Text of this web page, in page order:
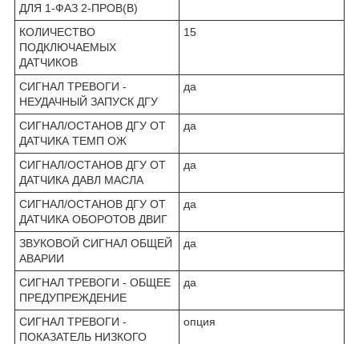
ДЛЯ 1-ФАЗ 2-ПРОВ(В)
КОЛИЧЕСТВО
ПОДКЛЮЧАЕМЫХ
ДАТЧИКОВ
15
СИГНАЛ ТРЕВОГИ -
НЕУДАЧНЫЙ ЗАПУСК ДГУ
да
СИГНАЛ/ОСТАНОВ ДГУ ОТ
ДАТЧИКА ТЕМП ОЖ
да
СИГНАЛ/ОСТАНОВ ДГУ ОТ
ДАТЧИКА ДАВЛ МАСЛА
да
СИГНАЛ/ОСТАНОВ ДГУ ОТ
ДАТЧИКА ОБОРОТОВ ДВИГ
да
ЗВУКОВОЙ СИГНАЛ ОБЩЕЙ
АВАРИИ
да
СИГНАЛ ТРЕВОГИ - ОБЩЕЕ
ПРЕДУПРЕЖДЕНИЕ
да
СИГНАЛ ТРЕВОГИ -
ПОКАЗАТЕЛЬ НИЗКОГО
опция